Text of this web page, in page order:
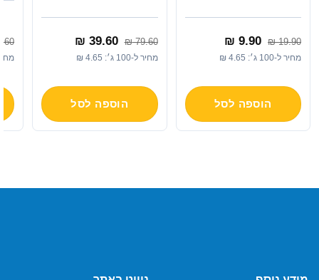
₪19.90
המחיר
המקורי
היה:
₪ 9.90
המחיר
הנוכחי
הוא:
מחיר ל-100 ג׳: 4.65 ₪
הוספה לסל
₪79.60
המחיר
המקורי
היה:
₪ 39.60
מחיר ל-100 ג׳: 4.65 ₪
הוספה לסל
מחיר ל-